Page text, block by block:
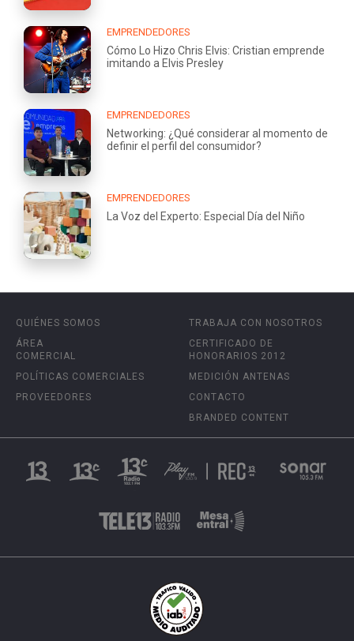
EMPRENDEDORES
Cómo Lo Hizo Chris Elvis: Cristian emprende
imitando a Elvis Presley
EMPRENDEDORES
Networking: ¿Qué considerar al momento de
definir el perfil del consumidor?
EMPRENDEDORES
La Voz del Experto: Especial Día del Niño
QUIÉNES SOMOS
ÁREA
COMERCIAL
POLÍTICAS COMERCIALES
PROVEEDORES
TRABAJA CON NOSOTROS
CERTIFICADO DE
HONORARIOS 2012
MEDICIÓN ANTENAS
CONTACTO
BRANDED CONTENT